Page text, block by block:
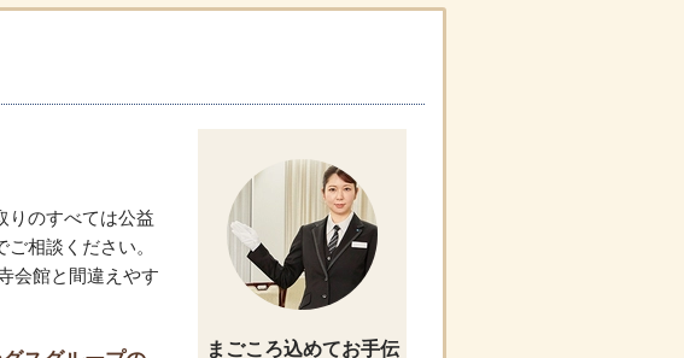
りのすべては公益
相談ください。
会館と間違えやす
まごころ込めてお手伝